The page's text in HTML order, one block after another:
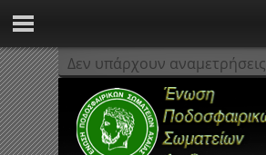
Δεν υπάρχουν αναμετρήσεις